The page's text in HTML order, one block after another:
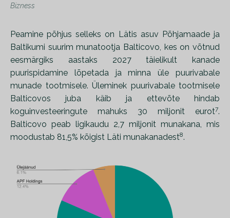
Bizness
Peamine põhjus selleks on Lätis asuv Põhjamaade ja
Baltikumi suurim munatootja Balticovo, kes on võtnud
eesmärgiks aastaks 2027 täielikult kanade
puurispidamine lõpetada ja minna üle puurivabale
munade tootmisele. Üleminek puurivabale tootmisele
Balticovos juba käib ja ettevõte hindab
koguinvesteeringute mahuks 30 miljonit eurot7.
Balticovo peab ligikaudu 2,7 miljonit munakana, mis
moodustab 81,5% kõigist Läti munakanadest8.